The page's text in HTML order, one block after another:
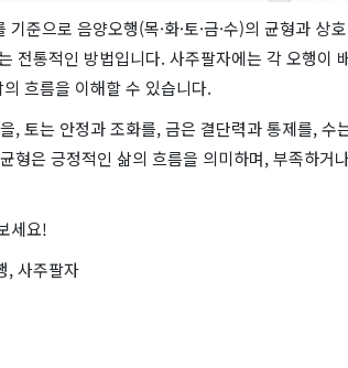
준으로 음양오행(목·화·토·금·수)의 균형과 상
전통적인 방법입니다. 사주팔자에는 각 오행이
흐름을 이해할 수 있습니다.
, 토는 안정과 조화를, 금은 결단력과 통제를, 수
형은 긍정적인 삶의 흐름을 의미하며, 부족하거
세요!
, 사주팔자